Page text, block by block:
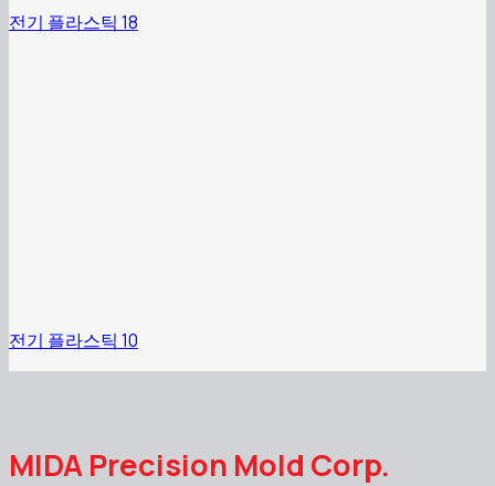
전기 플라스틱 18
전기 플라스틱 10
MIDA Precision Mold Corp.